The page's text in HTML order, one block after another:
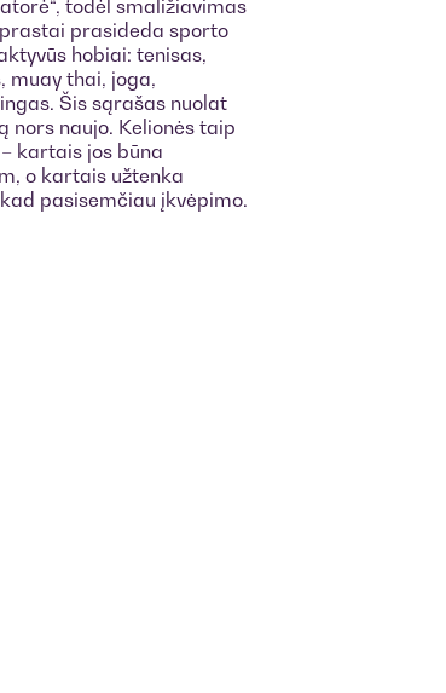
todėl smaližiavimas
prasideda sporto
hobiai: tenisas,
muay thai, joga,
Šis sąrašas nuolat
nors naujo. Kelionės taip
kartais jos būna
o kartais užtenka
pasisemčiau įkvėpimo.